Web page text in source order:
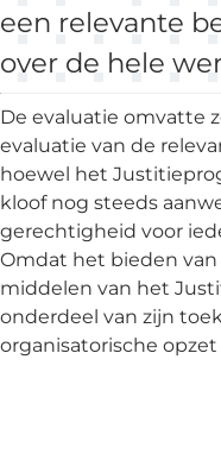
een relevante
over de hele
De evaluatie omvatte
evaluatie van de
hoewel het
kloof nog steeds
gerechtigheid voor
Omdat het bieden
middelen van het
onderdeel van zijn
organisatorische